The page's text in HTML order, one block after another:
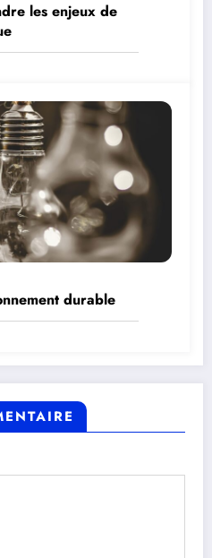
les enjeux de
durable